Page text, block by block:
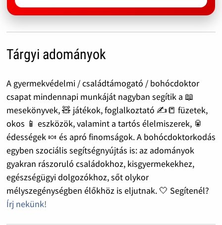
Tárgyi adományok
A gyermekvédelmi / családtámogató / bohócdoktor
csapat mindennapi munkáját nagyban segítik a 📖
mesekönyvek, 🧸 játékok, foglalkoztató ✍️📒 füzetek,
okos 📱 eszközök, valamint a tartós élelmiszerek, 🥫
édességek 🍬 és apró finomságok. A bohócdoktorkodás
egyben szociális segítségnyújtás is: az adományok
gyakran rászoruló családokhoz, kisgyermekekhez,
egészségügyi dolgozókhoz, sőt olykor
mélyszegénységben élőkhöz is eljutnak. 🤍 Segítenél?
Írj nekünk!